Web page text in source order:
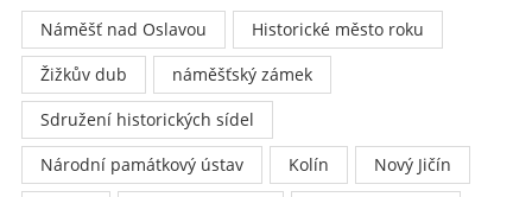
Náměšť nad Oslavou
Historické město roku
Žižkův dub
náměšťský zámek
Sdružení historických sídel
Národní památkový ústav
Kolín
Nový Jičín